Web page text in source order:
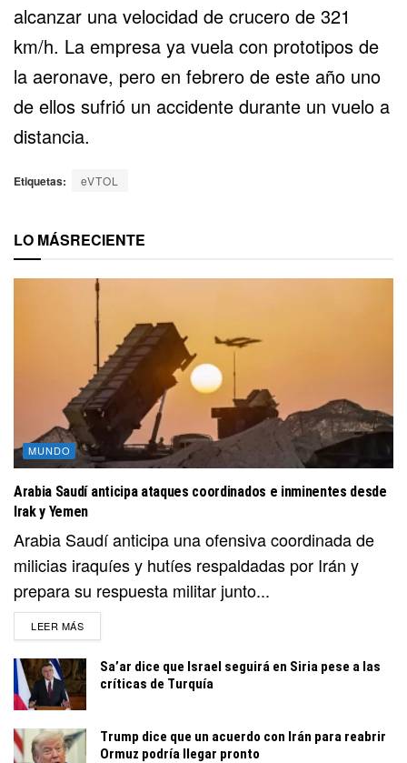
alcanzar una velocidad de crucero de 321
km/h. La empresa ya vuela con prototipos de
la aeronave, pero en febrero de este año uno
de ellos sufrió un accidente durante un vuelo a
distancia.
Etiquetas: eVTOL
LO MÁSRECIENTE
MUNDO
Arabia Saudí anticipa ataques coordinados e inminentes desde
Irak y Yemen
Arabia Saudí anticipa una ofensiva coordinada de
milicias iraquíes y hutíes respaldadas por Irán y
prepara su respuesta militar junto...
LEER MÁSDETAILS
Sa’ar dice que Israel seguirá en Siria pese a las
críticas de Turquía
Trump dice que un acuerdo con Irán para reabrir
Ormuz podría llegar pronto